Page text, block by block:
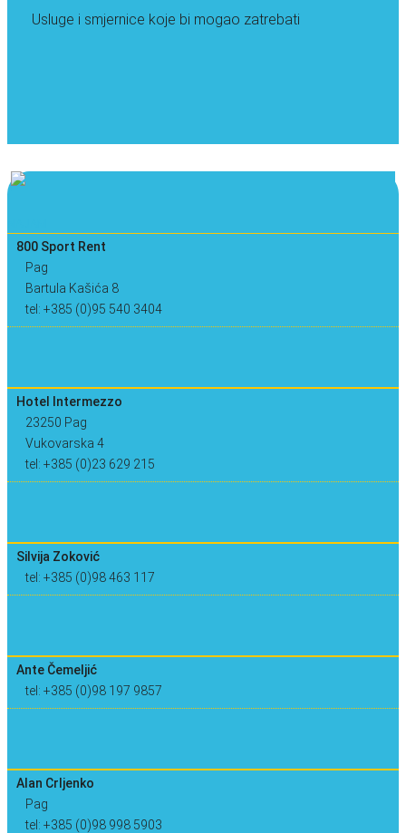
Usluge i smjernice koje bi mogao zatrebati
800 Sport Rent
Pag
Bartula Kašića 8
tel: +385 (0)95 540 3404
Hotel Intermezzo
23250 Pag
Vukovarska 4
tel: +385 (0)23 629 215
Silvija Zoković
tel: +385 (0)98 463 117
Ante Čemeljić
tel: +385 (0)98 197 9857
Alan Crljenko
Pag
tel: +385 (0)98 998 5903